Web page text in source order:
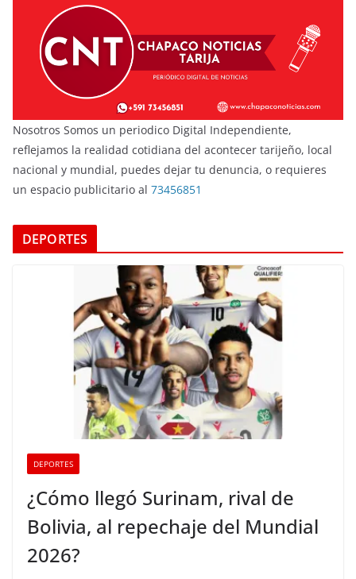
Nosotros Somos un periodico Digital Independiente,
reflejamos la realidad cotidiana del acontecer tarijeño, local
nacional y mundial, puedes dejar tu denuncia, o requieres
un espacio publicitario al 73456851
DEPORTES
DEPORTES
¿Cómo llegó Surinam, rival de
Bolivia, al repechaje del Mundial
2026?